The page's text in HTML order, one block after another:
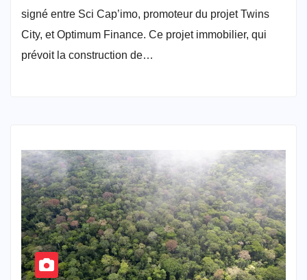
signé entre Sci Cap’imo, promoteur du projet Twins
City, et Optimum Finance. Ce projet immobilier, qui
prévoit la construction de…